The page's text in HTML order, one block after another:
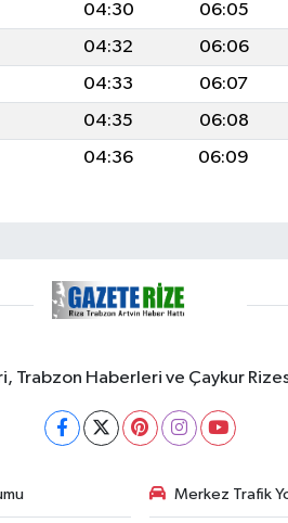
04:30 06:05
04:32 06:06
04:33 06:07
04:35 06:08
04:36 06:09
Trabzon Haberleri ve Çaykur
Merkez Trafik